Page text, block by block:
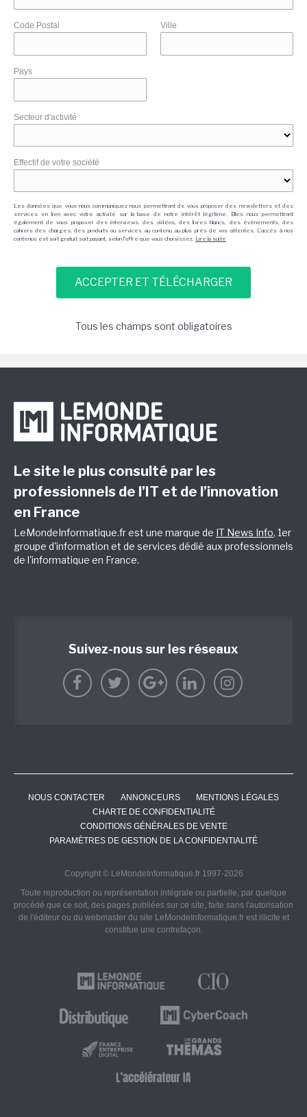
Code Postal Ville
Pays
Secteur d'activité
Effectif de votre société
Les données que vous nous communiquez nous permettront de vous proposer des newsletters et des
services en lien avec votre activité sur la base de notre intérêt légitime. Elles nous permettront
également de vous proposer des interviews, des vidéos, des livres blancs, des événements, des
cahiers des charges, des produits ou services au contenu au plus près de vos attentes. L'accès à nos
contenus est soit gratuit soit payant, selon l'offre que vous choisissez. Lire la suite
Tous les champs sont obligatoires
Le site le plus consulté par les
professionnels de l’IT et de l’innovation
en France
LeMondeInformatique.fr est une marque de IT News Info, 1er
groupe d'information et de services dédié aux professionnels
de l'informatique en France.
Suivez-nous sur les réseaux
NOUS CONTACTER ANNONCEURS
MENTIONS LÉGALES
CHARTE DE CONFIDENTIALITÉ
CONDITIONS GÉNÉRALES DE VENTE
PARAMÈTRES DE GESTION DE LA CONFIDENTIALITÉ
Copyright © LeMondeInformatique.fr 1997-2026
Toute reproduction ou représentation intégrale ou partielle, par quelque
procédé que ce soit, des pages publiées sur ce site, faite sans l'autorisation
de l'éditeur ou du webmaster du site LeMondeInformatique.fr est illicite et
constitue une contrefaçon.